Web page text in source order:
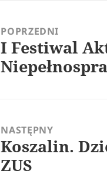
POPRZEDNI
Poprzedni
wpis:
I Festiwal
NASTĘPNY
Następny
wpis:
Koszalin.
ZUS